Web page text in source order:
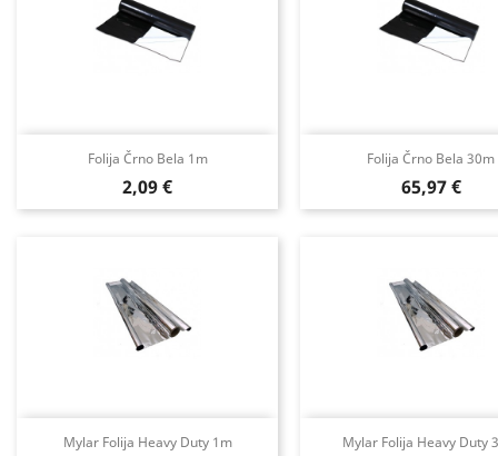
Folija Črno Bela 1m
Cena
2,09 €
Folija Črno Bela 30m
Cena
65,97 €
Mylar Folija Heavy Duty 1m Mylar Folija Heavy Duty